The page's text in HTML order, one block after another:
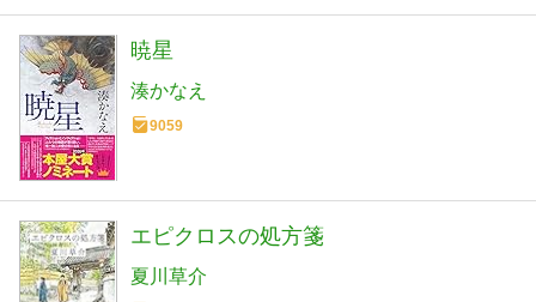
暁星
湊かなえ
9059
エピクロスの処方箋
夏川草介